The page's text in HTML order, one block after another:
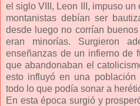
el siglo VIII, Leon III, impuso
montanistas debían ser
desde luego no corrían
eran minorías. Surgieron
enseñanzas de un infierno de
que abandonaban el
esto influyó en una población
todo lo que podía sonar a
En esta época surgió y